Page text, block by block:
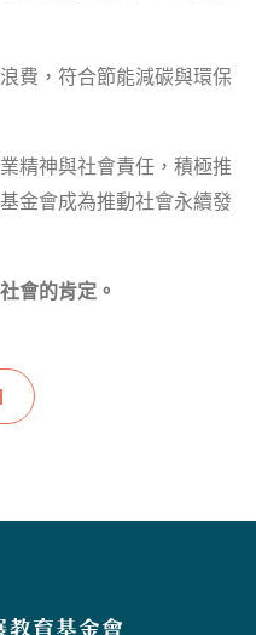
費，符合節能減碳與環保
精神與社會責任，積極推
金會成為推動社會永續發
會的肯定。